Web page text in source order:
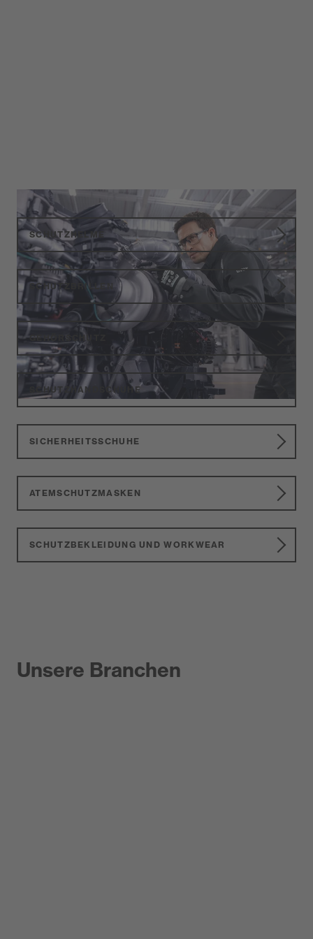
SCHUTZHELME
SCHUTZBRILLEN
GEHÖRSCHUTZ
SCHUTZHANDSCHUHE
SICHERHEITSSCHUHE
ATEMSCHUTZMASKEN
SCHUTZBEKLEIDUNG UND WORKWEAR
Unsere Branchen